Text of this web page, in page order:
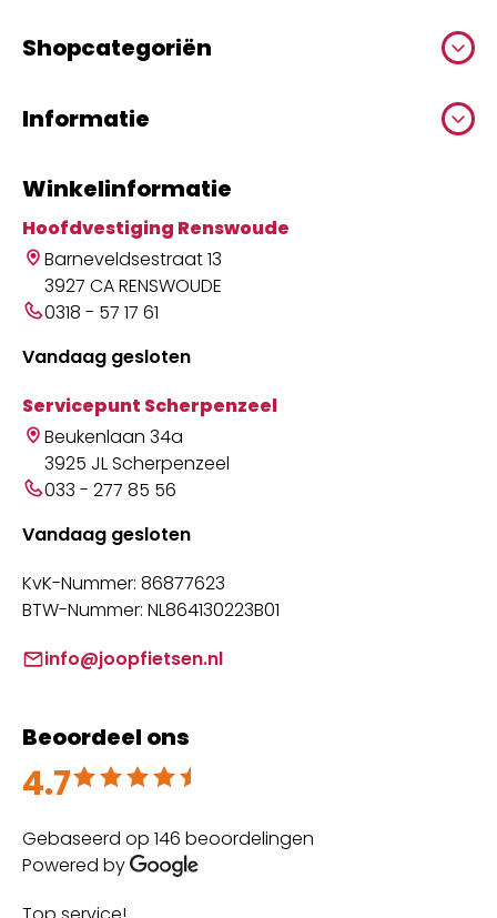
Shopcategoriën
Informatie
Winkelinformatie
Hoofdvestiging Renswoude
Barneveldsestraat 13
3927 CA RENSWOUDE
0318 - 57 17 61
Vandaag gesloten
Servicepunt Scherpenzeel
Beukenlaan 34a
3925 JL Scherpenzeel
033 - 277 85 56
Vandaag gesloten
KvK-Nummer: 86877623
BTW-Nummer: NL864130223B01
info@joopfietsen.nl
Beoordeel ons
4.7
Beoordeeld met 4.7 uit 5
Gebaseerd op 146 beoordelingen
Powered by